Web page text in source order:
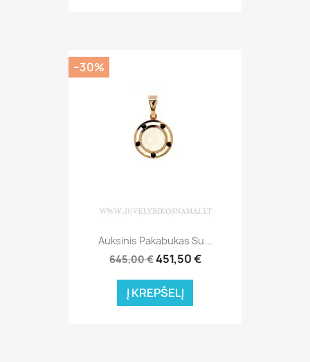
Auksinis Pakabukas Su...
645,00 €451,50 €
Į KREPŠELĮ
−30%